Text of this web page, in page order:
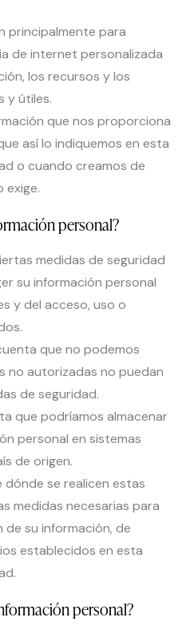
principalmente para
de internet personalizada
los recursos y los
y útiles.
que nos proporciona
así lo indiquemos en esta
o cuando creamos de
exige.
personal?
medidas de seguridad
su información personal
y del acceso, uso o
que no podemos
no autorizadas no puedan
de seguridad.
que podríamos almacenar
personal en sistemas
de origen.
se realicen estas
medidas necesarias para
su información, de
establecidos en esta
personal?